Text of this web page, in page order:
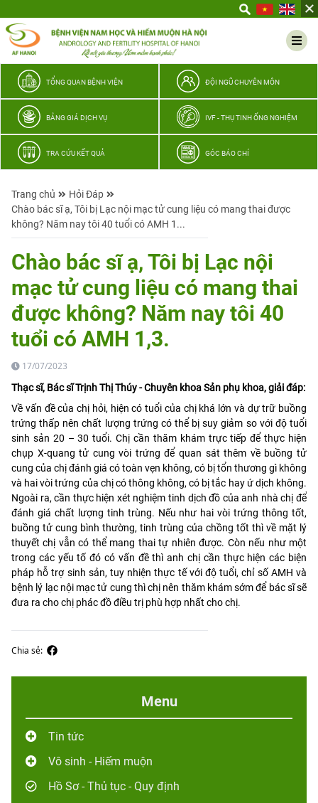
thương
TỔNG QUAN BỆNH VIỆN ĐỘI NGŨ CHUYÊN MÔN
BẢNG GIÁ DỊCH VỤ IVF - THỤ TINH ỐNG NGHIỆM
TRA CỨU KẾT QUẢ GÓC BÁO CHÍ
Trang chủ
Hỏi Đáp
Chào bác sĩ ạ, Tôi bị Lạc nội mạc tử cung liệu có mang thai được
không? Năm nay tôi 40 tuổi có AMH 1...
Chào bác sĩ ạ, Tôi bị Lạc nội
mạc tử cung liệu có mang thai
được không? Năm nay tôi 40
tuổi có AMH 1,3.
17/07/2023
Thạc sĩ, Bác sĩ Trịnh Thị Thúy - Chuyên khoa Sản phụ khoa, giải đáp:
Về vấn đề của chị hỏi, hiện có tuổi của chị khá lớn và dự trữ buồng
trứng thấp nên chất lượng trứng có thể bị suy giảm so với độ tuổi
sinh sản 20 – 30 tuổi. Chị cần thăm khám trực tiếp để thực hiện
chụp X-quang tử cung vòi trứng để quan sát thêm về buồng tử
cung của chị đánh giá có toàn vẹn không, có bị tổn thương gì không
và hai vòi trứng của chị có thông không, có bị tắc hay ứ dịch không.
Ngoài ra, cần thực hiện xét nghiệm tinh dịch đồ của anh nhà chị để
đánh giá chất lượng tinh trùng. Nếu như hai vòi trứng thông tốt,
buồng tử cung bình thường, tinh trùng của chồng tốt thì về mặt lý
thuyết chị vẫn có thể mang thai tự nhiên được. Còn nếu như một
trong các yếu tố đó có vấn đề thì anh chị cần thực hiện các biện
pháp hỗ trợ sinh sản, tuy nhiện thực tế với độ tuổi, chỉ số AMH và
bệnh lý lạc nội mạc tử cung thì chị nên thăm khám sớm để bác sĩ sẽ
đưa ra cho chị phác đồ điều trị phù hợp nhất cho chị.
Chia sẻ:
Menu
Tin tức
Vô sinh - Hiếm muộn
Hồ Sơ - Thủ tục - Quy định